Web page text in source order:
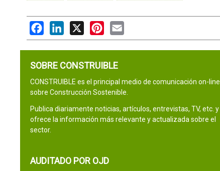
FacebookLinkedIn
X PinterestEmail
SOBRE CONSTRUIBLE
CONSTRUIBLE es el principal medio de comunicación on-line
sobre Construcción Sostenible.
Publica diariamente noticias, artículos, entrevistas, TV, etc. y
ofrece la información más relevante y actualizada sobre el
sector.
AUDITADO POR OJD